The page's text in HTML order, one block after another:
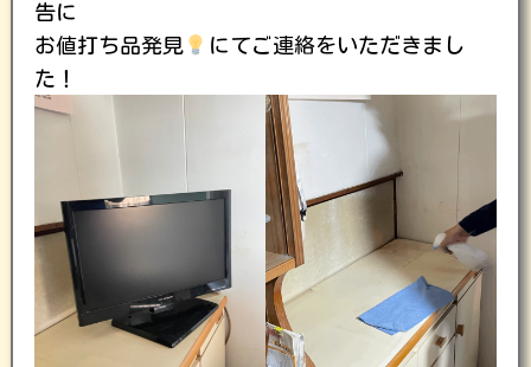
告に
お値打ち品発見
にてご連絡をいただきまし
た！